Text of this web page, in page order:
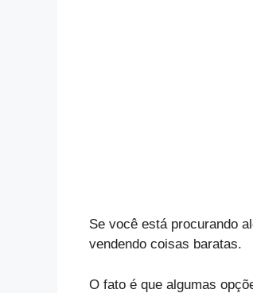
Se você está procurando
vendendo coisas baratas.
O fato é que algumas